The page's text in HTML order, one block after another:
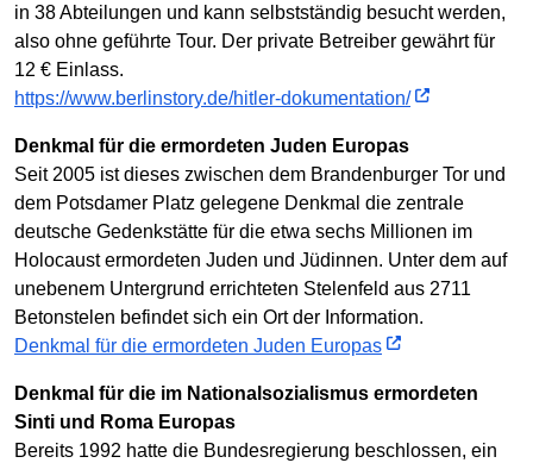
in 38 Abteilungen und kann selbstständig besucht werden,
also ohne geführte Tour. Der private Betreiber gewährt für
12 € Einlass.
https://www.berlinstory.de/hitler-dokumentation/
Denkmal für die ermordeten Juden Europas
Seit 2005 ist dieses zwischen dem Brandenburger Tor und
dem Potsdamer Platz gelegene Denkmal die zentrale
deutsche Gedenkstätte für die etwa sechs Millionen im
Holocaust ermordeten Juden und Jüdinnen. Unter dem auf
unebenem Untergrund errichteten Stelenfeld aus 2711
Betonstelen befindet sich ein Ort der Information.
Denkmal für die ermordeten Juden Europas
Denkmal für die im Nationalsozialismus ermordeten
Sinti und Roma Europas
Bereits 1992 hatte die Bundesregierung beschlossen, ein